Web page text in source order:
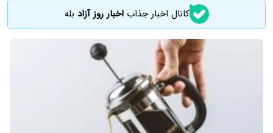
کانال اخبار جذاباخبار روز آزاد بله